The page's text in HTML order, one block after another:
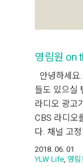
영림원 on
안녕하세
들도 있으실
라디오 광
CBS 라디오
다. 채널 고
2018. 06. 01
YLW Life, 영